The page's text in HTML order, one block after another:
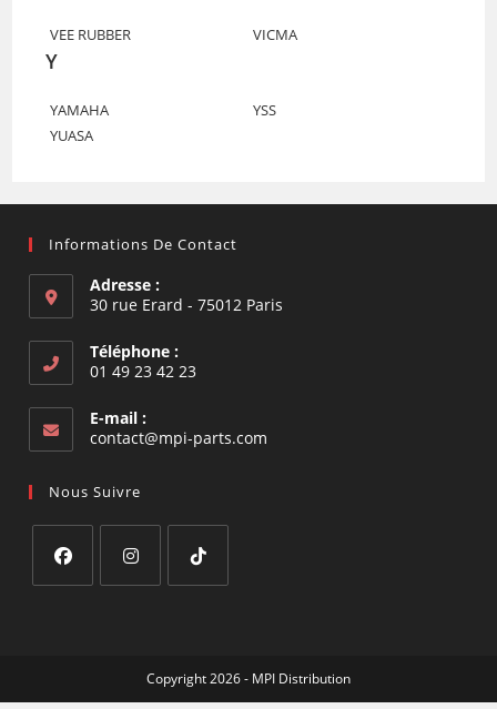
VEE RUBBER VICMA
Y
YAMAHA
YSS
YUASA
Informations De Contact
Adresse :
30 rue Erard - 75012 Paris
Téléphone :
01 49 23 42 23
E-mail :
contact@mpi-parts.com
Nous Suivre
nouvel
nouvel
Copyright 2026 - MPI Distribution